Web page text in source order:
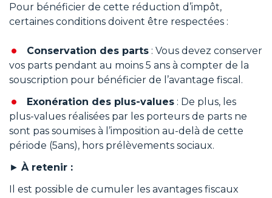
Pour bénéficier de cette réduction d’impôt,
certaines conditions doivent être respectées :
Conservation des parts : Vous devez conserver
vos parts pendant au moins 5 ans à compter de la
souscription pour bénéficier de l’avantage fiscal.
Exonération des plus-values : De plus, les
plus-values réalisées par les porteurs de parts ne
sont pas soumises à l’imposition au-delà de cette
période (5ans), hors prélèvements sociaux.
► À retenir :
Il est possible de cumuler les avantages fiscaux